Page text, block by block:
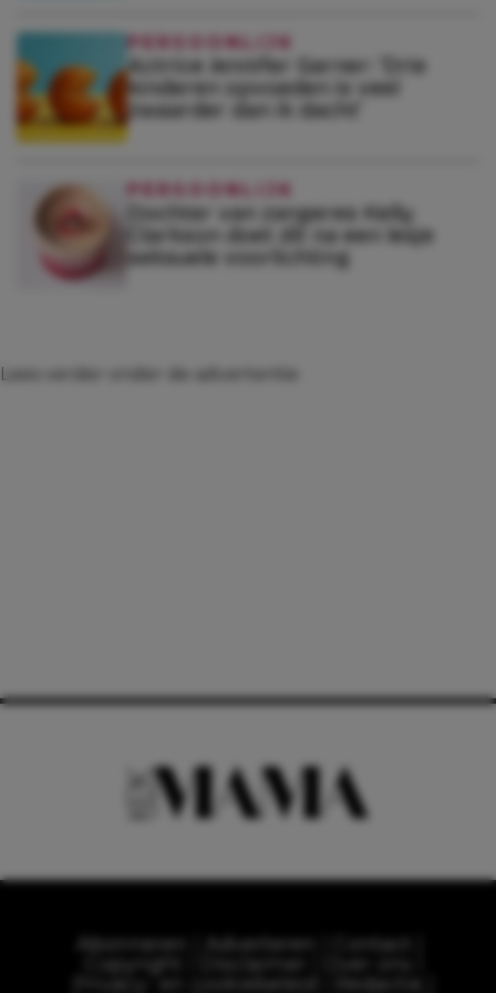
PERSOONLIJK
Actrice Jennifer Garner: ‘Drie
kinderen opvoeden is veel
zwaarder dan ik dacht’
PERSOONLIJK
Dochter van zangeres Kelly
Clarkson doet dít na een lesje
seksuele voorlichting
Lees verder onder de advertentie
Contact